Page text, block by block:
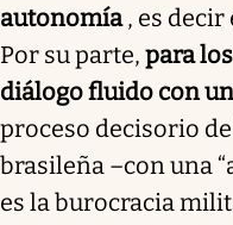
autonomía, es
Por su parte, para
diálogo fluido con
proceso decisorio
brasileña –con una
es la burocracia